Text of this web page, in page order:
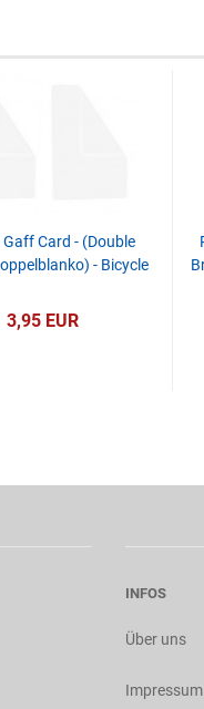
Card - (Double
- Bicycle
3,95 EUR
INFOS
Über uns
Impressum